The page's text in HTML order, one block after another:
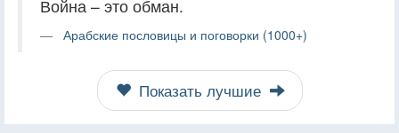
Война – это обман.
Арабские пословицы и поговорки (1000+)
Показать лучшие